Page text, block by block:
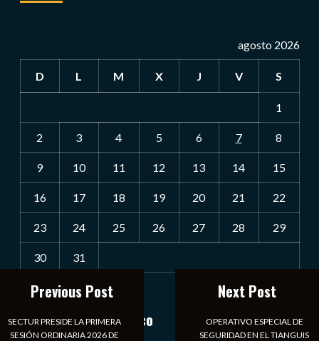
agosto 2026
D L M X J V S
1
2 3 4 5 6 7 8
9 10 11 12 13 14 15
16 17 18 19 20 21 22
23 24 25 26 27 28 29
30 31
« Jul
Notiexpress de México
Previous Post
SECTUR PRESIDE LA PRIMERA
SESIÓN ORDINARIA 2026 DE
Next Post
OPERATIVO ESPECIAL DE
SEGURIDAD EN EL TIANGUIS